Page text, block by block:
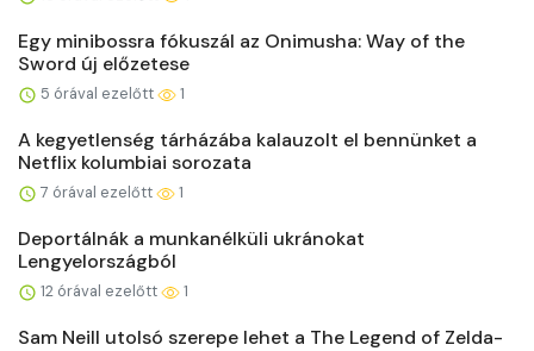
Egy minibossra fókuszál az Onimusha: Way of the
Sword új előzetese
5 órával ezelőtt 1
A kegyetlenség tárházába kalauzolt el bennünket a
Netflix kolumbiai sorozata
7 órával ezelőtt 1
Deportálnák a munkanélküli ukránokat
Lengyelországból
12 órával ezelőtt 1
Sam Neill utolsó szerepe lehet a The Legend of Zelda-